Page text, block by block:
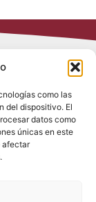
como las
del dispositivo. El
datos como
únicas en este
afectar
Política de
Privacidad
Política de
Cookies